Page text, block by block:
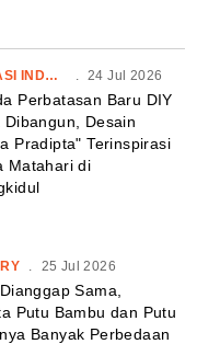
INSPIRASI INDONESIA . 24 Jul 2026
Perbatasan Baru DIY
Dibangun, Desain
Pradipta" Terinspirasi
Matahari di
. 25 Jul 2026
Sama,
Putu Bambu dan Putu
Banyak Perbedaan